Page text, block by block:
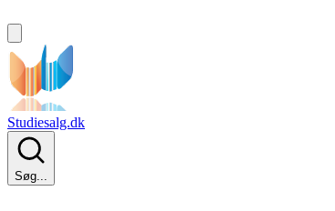
Studiesalg.dk
Søg...